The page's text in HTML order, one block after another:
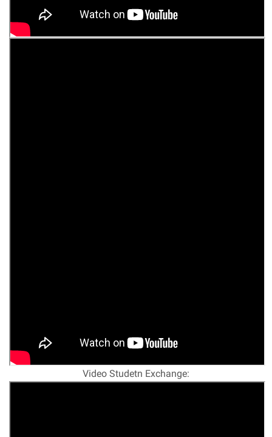
Video Studetn Exchange: